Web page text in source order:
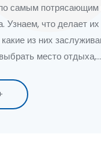
самым
Узнаем, что делает их
из них
место отдыха,
в разных
не только